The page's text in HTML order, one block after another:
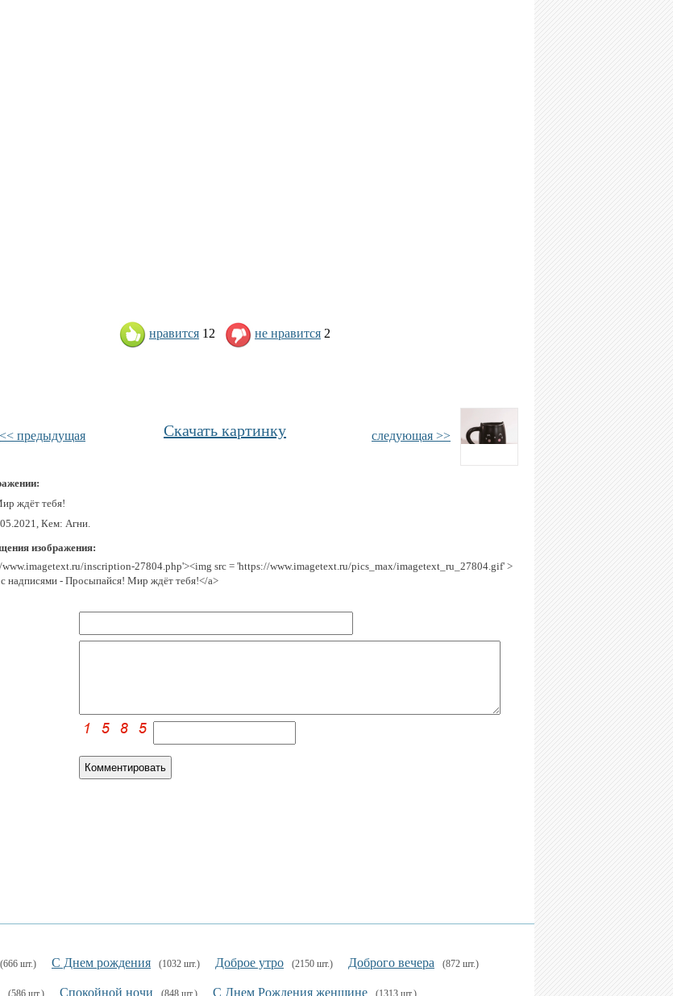
нравится 12 не нравится 2
<< предыдущая следующая >>
Скачать картинку
ждёт тебя!
Кем: Агни.
изображения:
inscription-27804.php'><img src = 'https://www.imagetext.ru/pics_max/imagetext_ru_27804.gif' >
надписями - Просыпайся! Мир ждёт тебя!</a>
(666 шт.) С Днем рождения (1032 шт.) Доброе утро (2150 шт.) Доброго вечера (872 шт.)
(586 шт.) Спокойной ночи (848 шт.) С Днем Рождения женщине (1313 шт.)